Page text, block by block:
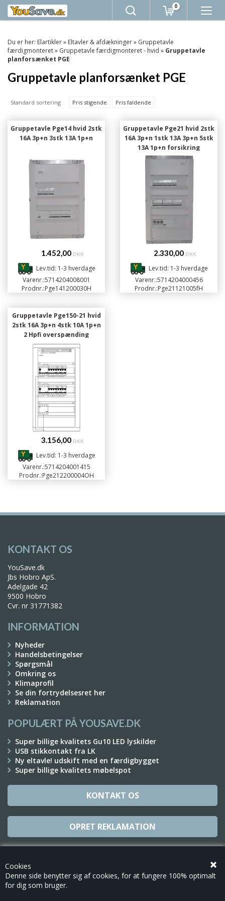
Cookies
Denne side benytter sig af cookies, for at fungere 100% optimalt
for dig som bruger.
0
Du er her: Elartikler» Eltavler & afdækninger» Gruppetavle
færdigmonteret» Gruppetavle færdigmonteret - hvid » Gruppetavle
planforsænket PGE
Gruppetavle planforsænket PGE
Standard sortering Pris stigende Pris faldende
Gruppetavle Pge14 hvid 2stk
16A 3p+n 3stk 13A 1p+n
1.452,00 DKK
Lev.tid: 1-3 hverdage
Varenr.:5714204008001
Prodnr.:Pge141200030H
Gruppetavle Pge21 hvid 2stk
16A 3p+n 1stk 13A 3p+n 5stk
13A 1p+n forsikring
2.330,00 DKK
Lev.tid: 1-3 hverdage
Varenr.:5714204000456
Prodnr.:Pge21121005fH
Gruppetavle Pge150-21 hvid
2stk 16A 3p+n 4stk 10A 1p+n
2 Hpfi overspænding
3.156,00 DKK
Lev.tid: 1-3 hverdage
Varenr.:5714204001415
Prodnr.:Pge212200004OH
KONTAKT OS
YouSave.dk
Jbs Hobro ApS.
Adelgade 42
9500 Hobro
Cvr. nr 31771382
INFORMATION
Nyheder
Handelsbetingelser
Spørgsmål
Omkring os
Klimaprofil
Se din fortrydelsesret her
Reklamation
POPULÆRT PÅ YOUSAVE.DK
Super billige kvalitets Gu10 LED lyskilder
USB stikkontakt fra LK
Ny eltavle! udskift med en færdigbygget
Super billige kvalitets møbelspot
KONTAKT OS
OPRET REKLAMATION